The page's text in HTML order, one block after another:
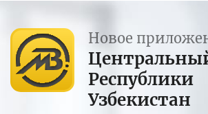
Новое
Республики
Узбекистан